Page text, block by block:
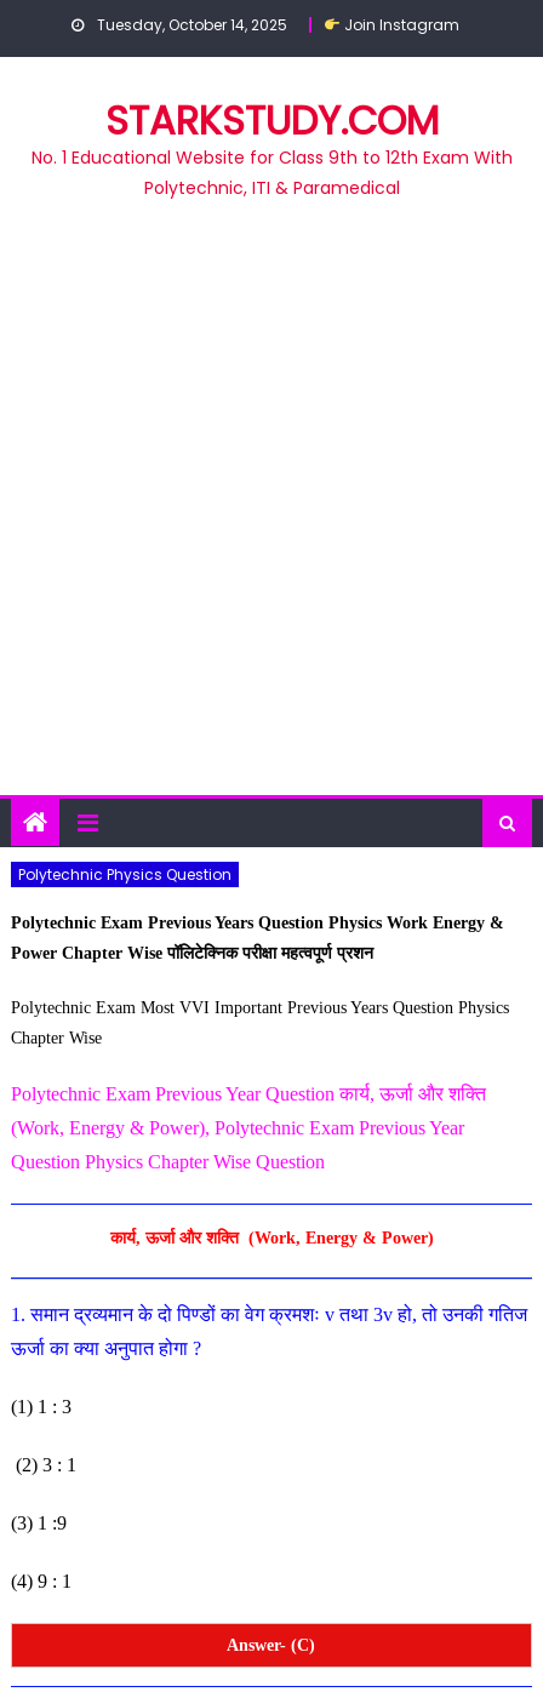
Tuesday, October 14, 2025 Join Instagram
STARKSTUDY.COM
No. 1 Educational Website for Class 9th to 12th Exam With
Polytechnic, ITI & Paramedical
Polytechnic Physics Question
Polytechnic Exam Previous Years Question Physics Work Energy &
Power Chapter Wise पॉलिटेक्निक परीक्षा महत्वपूर्ण प्रशन
Polytechnic Exam Most VVI Important Previous Years Question Physics
Chapter Wise
Polytechnic Exam Previous Year Questionकार्य, ऊर्जा और शक्ति
(Work, Energy & Power), Polytechnic Exam Previous Year
Question Physics Chapter Wise Question
कार्य, ऊर्जा और शक्ति (Work, Energy & Power)
1. समान द्रव्यमान के दो पिण्डों का वेग क्रमशः v तथा 3v हो, तोउनकी गतिज
ऊर्जा का क्या अनुपात होगा ?
(1) 1 : 3
(2) 3 : 1
(3) 1 :9
(4) 9 : 1
Answer- (C)